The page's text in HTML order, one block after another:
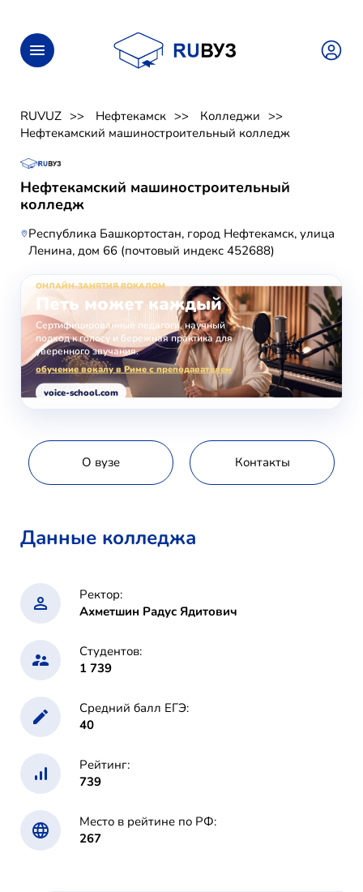
RUVUZ Нефтекамск
Колледжи
Нефтекамский машиностроительный колледж
Нефтекамский машиностроительный
колледж
Республика Башкортостан, город Нефтекамск, улица
Ленина, дом 66 (почтовый индекс 452688)
ОНЛАЙН-ЗАНЯТИЯ ВОКАЛОМ
Петь может каждый
Сертифицированные педагоги, научный
подход к голосу и бережная практика для
уверенного звучания.
обучение вокалу в Риме с преподавателем
voice-school.com
О вузе Контакты
Данные колледжа
Ректор:
Ахметшин Радус Ядитович
Студентов:
1 739
Средний балл ЕГЭ:
40
Рейтинг:
739
Место в рейтине по РФ:
267